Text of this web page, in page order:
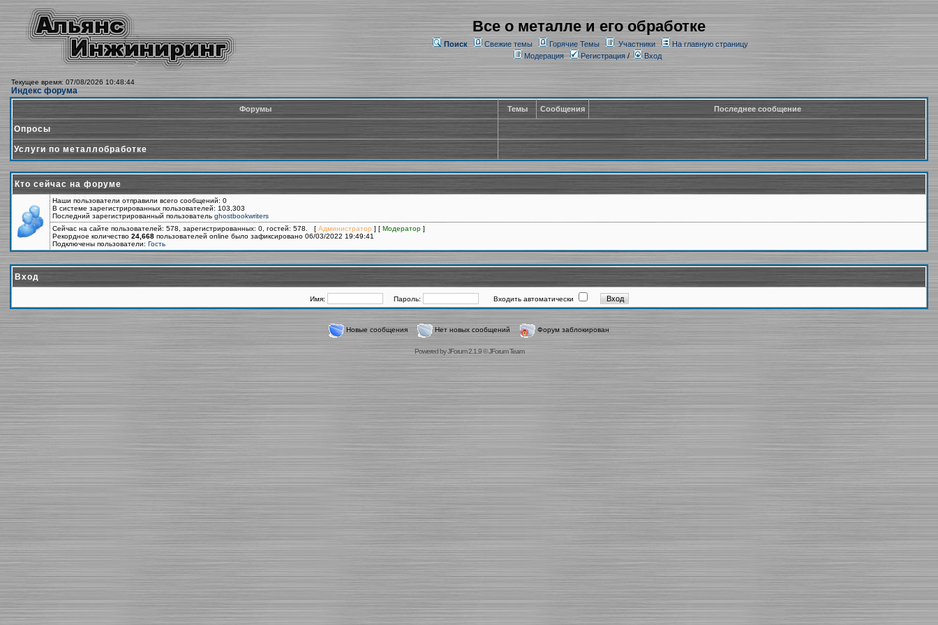
Все о металле и его обработке
Поиск Свежие темы Горячие Темы Участники
На главную страницу
Модерация
Регистрация/ Вход
Текущее время: 07/08/2026 10:48:44
Индекс форума
Форумы Темы Сообщения Последнее сообщение
Опросы
Услуги по металлобработке
Кто сейчас на форуме
Наши пользователи отправили всего сообщений: 0
В системе зарегистрированных пользователей: 103,303
Последний зарегистрированный пользователь ghostbookwriters
Сейчас на сайте пользователей: 578, зарегистрированных: 0, гостей: 578. [ Администратор ] [ Модератор ]
Рекордное количество 24,668 пользователей online было зафиксировано 06/03/2022 19:49:41
Подключены пользователи: Гость
Вход
Имя: Пароль: Входить автоматически
Новые сообщения Нет новых сообщений Форум заблокирован
Powered byJForum 2.1.9©JForum Team